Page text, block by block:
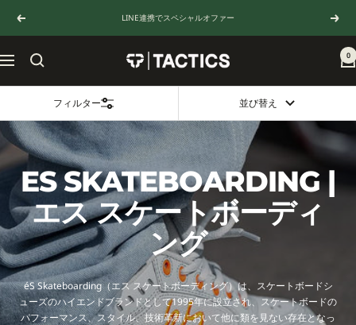
テ
ン
ツ
へ
キ
ッ
プ
戻
る
LINE連携でスペシャルオファー
次
へ
ナ
シ
ョ
ン
TACTICS
JAPAN
0
フィルター 並び替え
ES SKATEBOARDING |
エス スケートボーディ
ング
éS Skateboarding（エス スケートボーディング）は、スケートボードシ
ューズのハイエンドブランドとして1995年に設立され、スケートボードの
パフォーマンス、スタイル、技術革新において他に類を見ない存在となっ